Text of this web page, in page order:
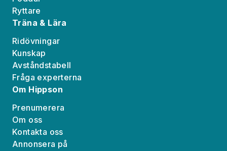
Ryttare
Träna & Lära
Ridövningar
Kunskap
Avståndstabell
Fråga experterna
Om Hippson
Prenumerera
Om oss
Kontakta oss
Annonsera på